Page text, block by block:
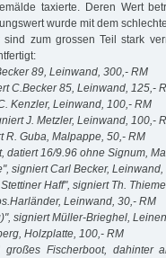
taxierte. Deren Wert
wurde mit dem
zum grossen Teil stark
89, Leinwand, 300,- RM
C.Becker 85, Leinwand, 125,-
Kenzler, Leinwand, 100,- RM
J. Metzler, Leinwand, 100,-
R. Guba, Malpappe, 50,- RM
datiert 16/9.96 ohne Signum,
signiert Carl Becker,
Haff", signiert Th.
Leinwand, 30,- RM
signiert Müller-Brieghel,
Holzplatte, 100,- RM
Fischerboot, dahinter